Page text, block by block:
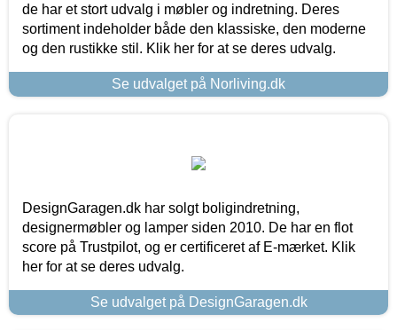
de har et stort udvalg i møbler og indretning. Deres
sortiment indeholder både den klassiske, den moderne
og den rustikke stil. Klik her for at se deres udvalg.
Se udvalget på Norliving.dk
DesignGaragen.dk har solgt boligindretning,
designermøbler og lamper siden 2010. De har en flot
score på Trustpilot, og er certificeret af E-mærket. Klik
her for at se deres udvalg.
Se udvalget på DesignGaragen.dk